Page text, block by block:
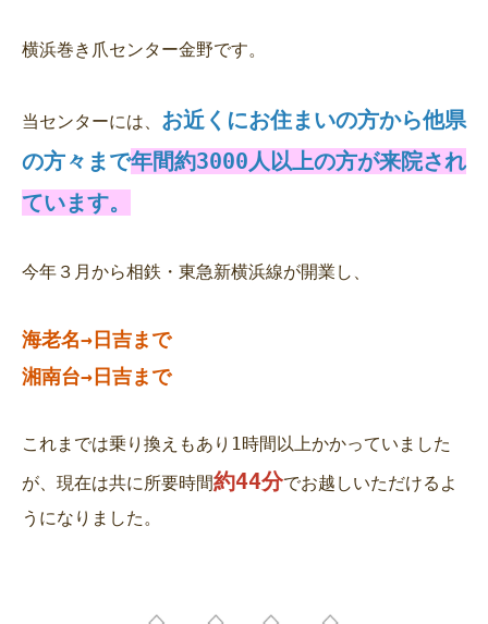
横浜巻き爪センター金野です。
当センターには、 お近くにお住まいの方から他県
の方々まで年間約3000人以上の方が来院され
ています。
今年３月から相鉄・東急新横浜線が開業し、
海老名→日吉まで
湘南台→日吉まで
これまでは乗り換えもあり1時間以上かかっていました
が、現在は共に所要時間約44分でお越しいただけるよ